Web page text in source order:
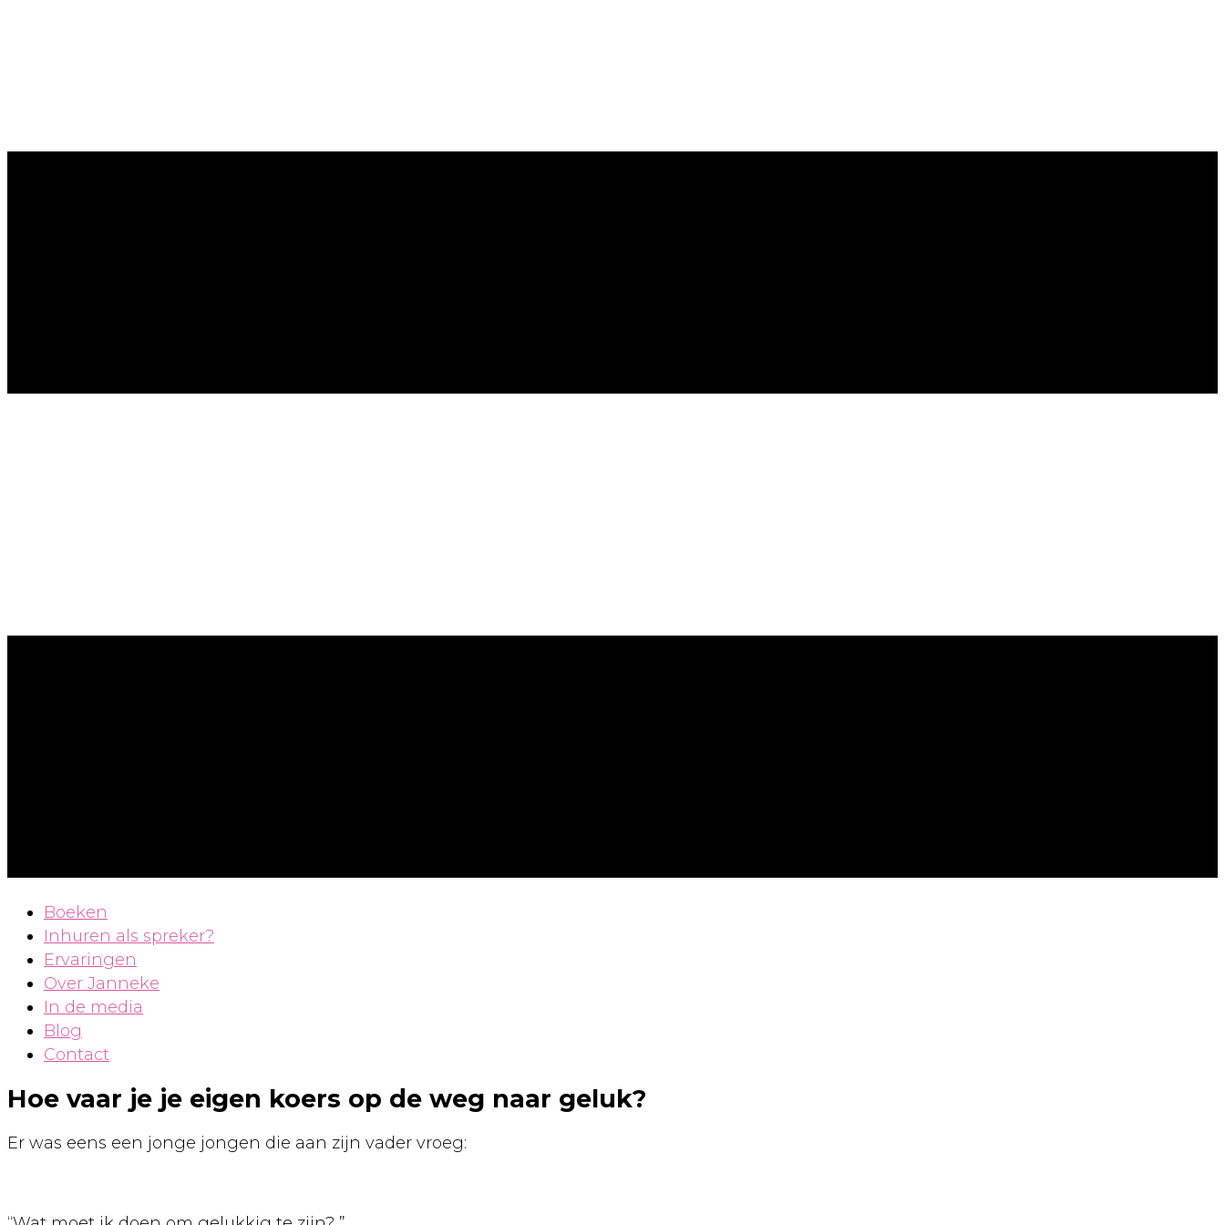
Boeken
Inhuren als spreker?
Ervaringen
Over Janneke
In de media
Blog
Contact
Hoe vaar je je eigen koers op de weg naar geluk?
Er was eens een jonge jongen die aan zijn vader vroeg: